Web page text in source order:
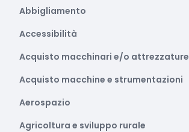
Abbigliamento
Accessibilità
Acquisto macchinari e/o attrezzature
Acquisto macchine e strumentazioni
Aerospazio
Agricoltura e sviluppo rurale